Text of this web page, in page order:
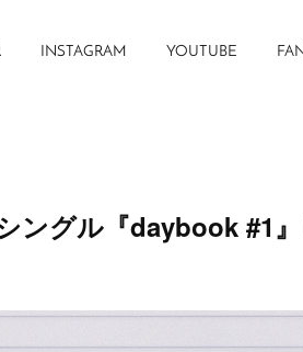
INSTAGRAM YOUTUBE
ングル『daybook #1